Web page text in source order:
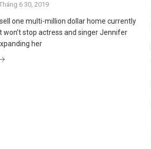
6 30, 2019
one multi-million dollar home currently
won’t stop actress and singer Jennifer
her